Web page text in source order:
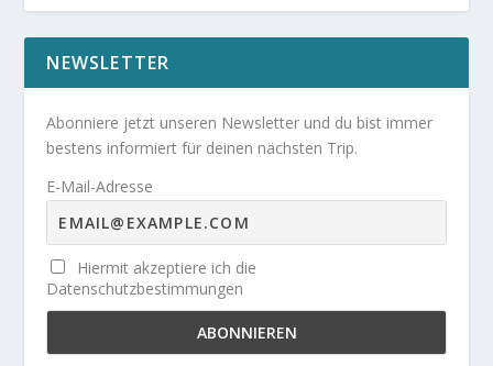
NEWSLETTER
Abonniere jetzt unseren Newsletter und du bist immer
bestens informiert für deinen nächsten Trip.
E-Mail-Adresse
Hiermit akzeptiere ich die
Datenschutzbestimmungen